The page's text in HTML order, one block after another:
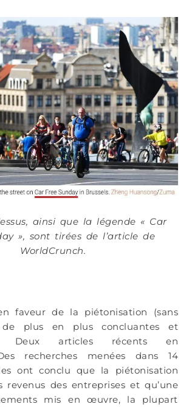
ainsi que la légende « Car
», sont tirées de l’article de
WorldCrunch.
faveur de la piétonisation (sans
plus en plus concluantes et
Deux articles récents en
recherches menées dans 14
ont conclu que la piétonisation
revenus des entreprises et qu’une
mis en œuvre, la plupart